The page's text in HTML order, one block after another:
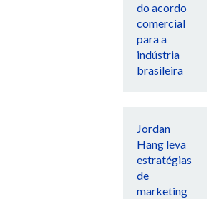
do acordo
comercial
para a
indústria
brasileira
Jordan
Hang leva
estratégias
de
marketing